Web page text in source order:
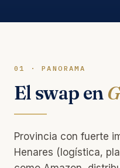
01 · PANORAMA
El swap en
Provincia con fuerte
Henares (logística,